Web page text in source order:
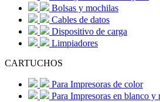
Bolsas y mochilas
Cables de datos
Dispositivo de carga
Limpiadores
CARTUCHOS
Para Impresoras de color
Para Impresoras en blanco y